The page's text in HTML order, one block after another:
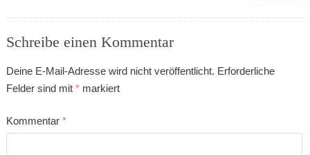
Schreibe einen Kommentar
Deine E-Mail-Adresse wird nicht veröffentlicht. Erforderliche
Felder sind mit *markiert
Kommentar *